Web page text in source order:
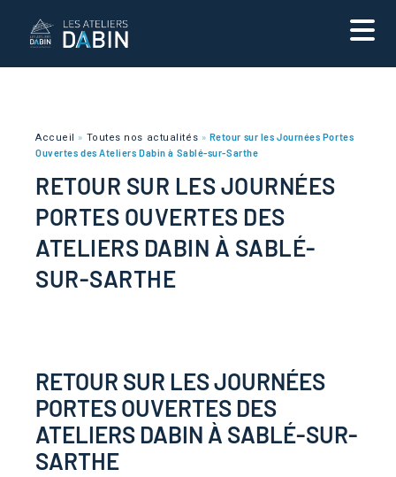
Accueil » Toutes nos actualités » Retour sur les Journées Portes
Ouvertes des Ateliers Dabin à Sablé-sur-Sarthe
RETOUR SUR LES JOURNÉES
PORTES OUVERTES DES
ATELIERS DABIN À SABLÉ-
SUR-SARTHE
RETOUR SUR LES JOURNÉES
PORTES OUVERTES DES
ATELIERS DABIN À SABLÉ-SUR-
SARTHE